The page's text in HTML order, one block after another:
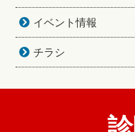
イベント情報
チラシ